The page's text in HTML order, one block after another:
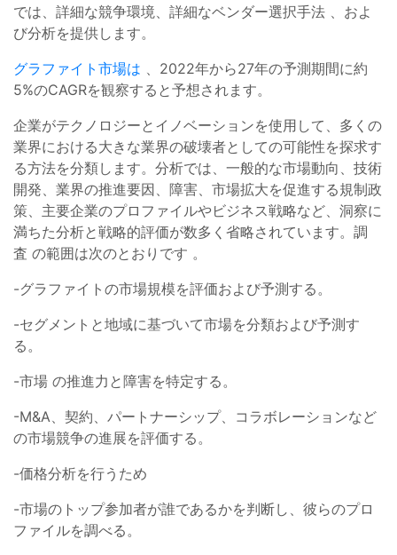
では、詳細な競争環境、詳細なベンダー選択手法 、およ
び分析を提供します。
グラファイト市場は 、2022年から27年の予測期間に約
5%のCAGRを観察すると予想されます。
企業がテクノロジーとイノベーションを使用して、多くの
業界における大きな業界の破壊者としての可能性を探求す
る方法を分類します。分析では、一般的な市場動向、技術
開発、業界の推進要因、障害、市場拡大を促進する規制政
策、主要企業のプロファイルやビジネス戦略など、洞察に
満ちた分析と戦略的評価が数多く省略されています。調
査 の範囲は次のとおりです 。
-グラファイトの市場規模を評価および予測する。
-セグメントと地域に基づいて市場を分類および予測す
る。
-市場 の推進力と障害を特定する。
-M&A、契約、パートナーシップ、コラボレーションなど
の市場競争の進展を評価する。
-価格分析を行うため
-市場のトップ参加者が誰であるかを判断し、彼らのプロ
ファイルを調べる。